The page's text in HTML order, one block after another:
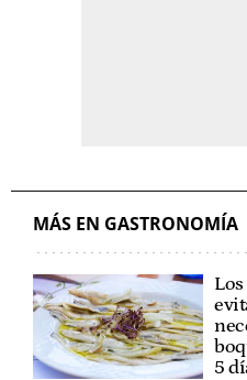
MÁS EN GASTRONOMÍA
5